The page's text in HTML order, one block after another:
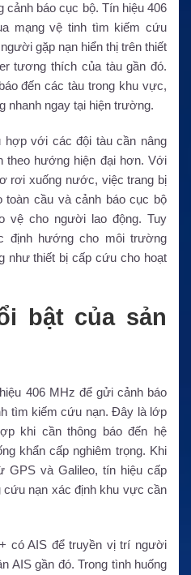
cảnh báo cục bộ. Tín hiệu 406
mạng vệ tinh tìm kiếm cứu
gặp nạn hiển thị trên thiết
tương thích của tàu gần đó.
đến các tàu trong khu vực,
nhanh ngay tại hiện trường.
hợp với các đội tàu cần nâng
theo hướng hiện đại hơn. Với
rơi xuống nước, việc trang bị
toàn cầu và cảnh báo cục bộ
vệ cho người lao động. Tuy
định hướng cho môi trường
như thiết bị cấp cứu cho hoạt
bật của sản
406 MHz để gửi cảnh báo
tìm kiếm cứu nạn. Đây là lớp
khi cần thông báo đến hệ
khẩn cấp nghiêm trọng. Khi
và Galileo, tín hiệu cấp
nạn xác định khu vực cần
có AIS để truyền vị trí người
AIS gần đó. Trong tình huống